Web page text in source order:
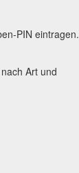
PIN eintragen.
Art und